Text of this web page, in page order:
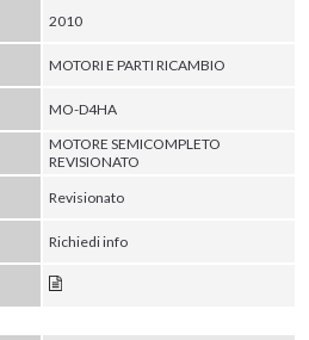
2010
MOTORI E PARTI RICAMBIO
MO-D4HA
MOTORE SEMICOMPLETO
REVISIONATO
Revisionato
Richiedi info